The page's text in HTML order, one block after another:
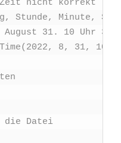
nicht kor­rekt ->
Minu­te,
31. 10 Uhr 30
8, 31, 10,
die Datei